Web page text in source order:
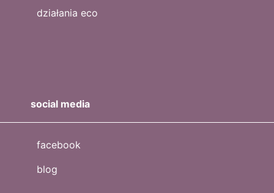
działania eco
social media
facebook
blog